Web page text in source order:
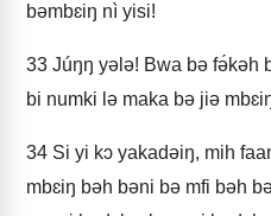
bəmbɛiŋ nì yisi!
33 Júŋŋ yələ! Bwa bə fə́kəh
bi numki lə maka bə jiə
34 Si yi kɔ yakadəiŋ, mih
mbɛiŋ bəh bəni bə mfi bəh